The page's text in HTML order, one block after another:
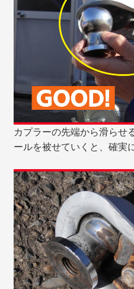
カプラーの先端から滑らせ
ールを被せていくと、確実